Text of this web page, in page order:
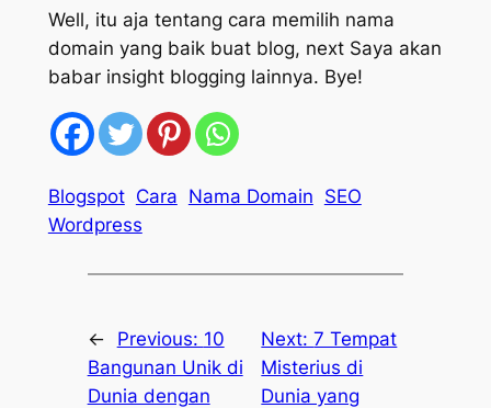
Well, itu aja tentang cara memilih nama
domain yang baik buat blog, next Saya akan
babar insight blogging lainnya. Bye!
Blogspot Cara Nama Domain SEO
Wordpress
← Previous: 10
Bangunan Unik di
Dunia dengan
Next:7 Tempat
Misterius di
Dunia yang